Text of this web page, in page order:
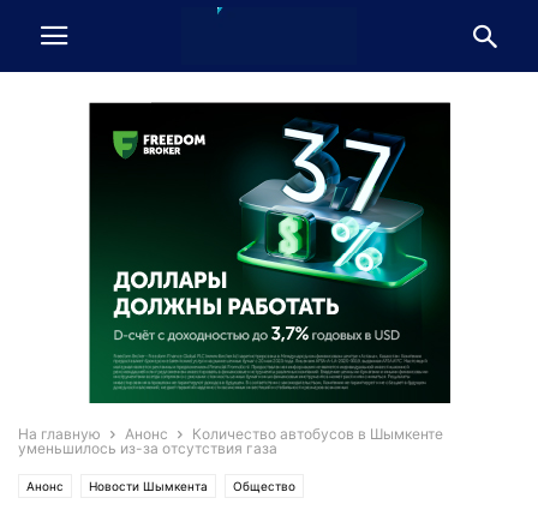
На главную Анонс
Количество автобусов в Шымкенте
уменьшилось из-за отсутствия газа
Анонс Новости Шымкента Общество